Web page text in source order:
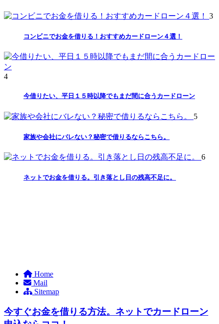
3
コンビニでお金を借りる！おすすめカードローン４選！
4
今借りたい、平日１５時以降でもまだ間に合うカードローン
5
家族や会社にバレない？秘密で借りるならこちら。
6
ネットでお金を借りる。引き落とし日の残高不足に。
Home
Mail
Sitemap
今すぐお金を借りる方法。ネットでカードローン